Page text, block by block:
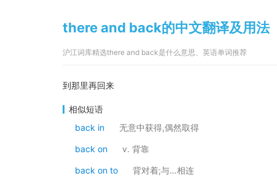
there and back的中文翻译及用法
沪江词库精选there and back是什么意思、英语单词推荐
到那里再回来
相似短语
back in
无意中获得,偶然取得
back on v. 背靠
back on to 背对着;与…相连